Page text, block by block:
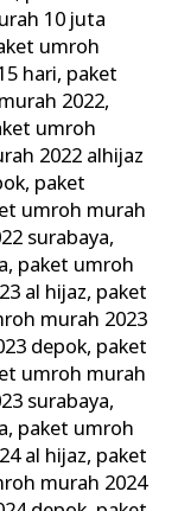
10 juta
umroh
hari, paket
2022,
umroh
2022 alhijaz
, paket
umroh murah
surabaya,
, paket umroh
al hijaz, paket
murah 2023
depok, paket
umroh murah
surabaya,
, paket umroh
al hijaz, paket
murah 2024